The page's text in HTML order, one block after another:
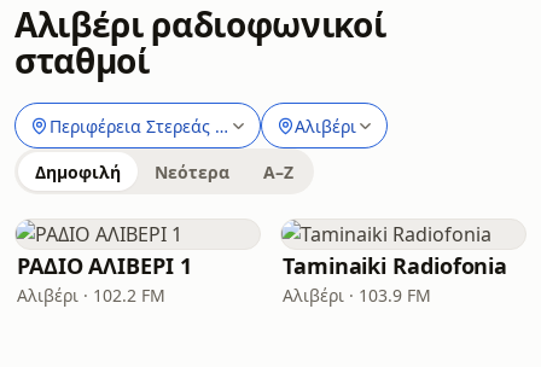
Αλιβέρι ραδιοφωνικοί
σταθμοί
Περιφέρεια Στερεάς Ελλάδας Αλιβέρι
Δημοφιλή Νεότερα A–Z
ΡΑΔΙΟ ΑΛΙΒΕΡΙ 1
Αλιβέρι · 102.2 FM
Taminaiki Radiofonia
Αλιβέρι · 103.9 FM